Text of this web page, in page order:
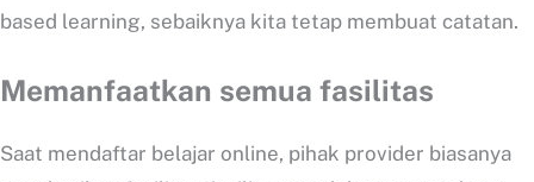
based learning, sebaiknya kita tetap membuat catatan.
Memanfaatkan semua fasilitas
Saat mendaftar belajar online, pihak provider biasanya